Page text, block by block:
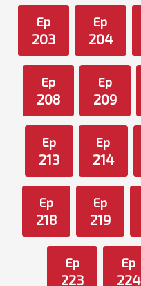
Ep
203
Ep
204
Ep
208
Ep
209
Ep
213
Ep
214
Ep
218
Ep
219
Ep
223
Ep
224